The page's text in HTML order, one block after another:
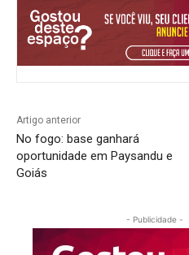
Artigo anterior
No fogo: base ganhará
oportunidade em Paysandu e
Goiás
- Publicidade -